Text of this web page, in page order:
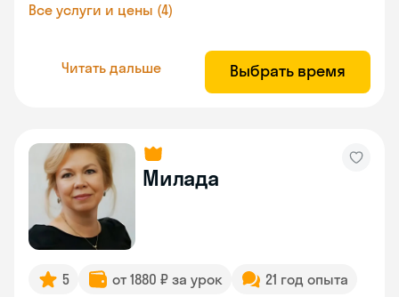
Все услуги и цены (4)
Читать дальше Выбрать время
Милада
5 от 1880 ₽ за урок 21 год опыта